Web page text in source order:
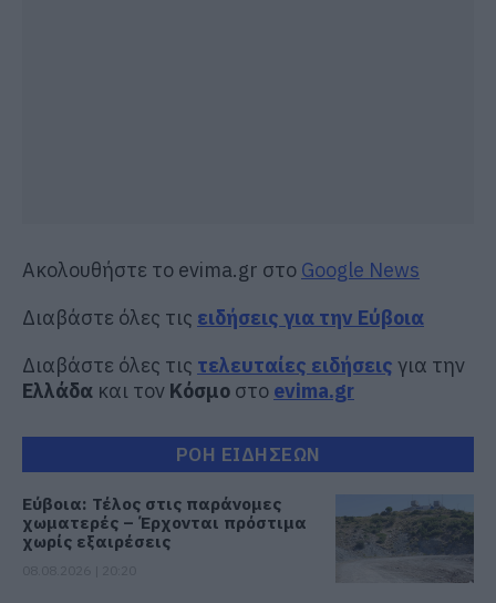
Ακολουθήστε το evima.gr στο Google News
Διαβάστε όλες τις ειδήσεις για την Εύβοια
Διαβάστε όλες τις τελευταίες ειδήσεις για την
Ελλάδα και τον Κόσμο στο evima.gr
ΡΟΗ ΕΙΔΗΣΕΩΝ
Εύβοια: Τέλος στις παράνομες
χωματερές – Έρχονται πρόστιμα
χωρίς εξαιρέσεις